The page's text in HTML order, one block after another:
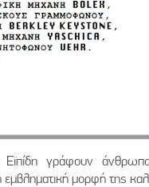
γράφουν
μορφή της